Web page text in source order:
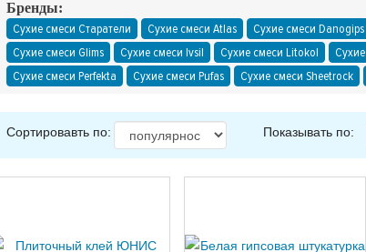
Бренды:
Сухие смеси Старатели
Сухие смеси Atlas Сухие смеси Danogips
Сухие смеси Glims
Сухие смеси Ivsil Сухие смеси Litokol
Сухие смеси Perfekta
Сухие смеси Pufas Сухие смеси Sheetrock
Сортировавть по: Показывать по: